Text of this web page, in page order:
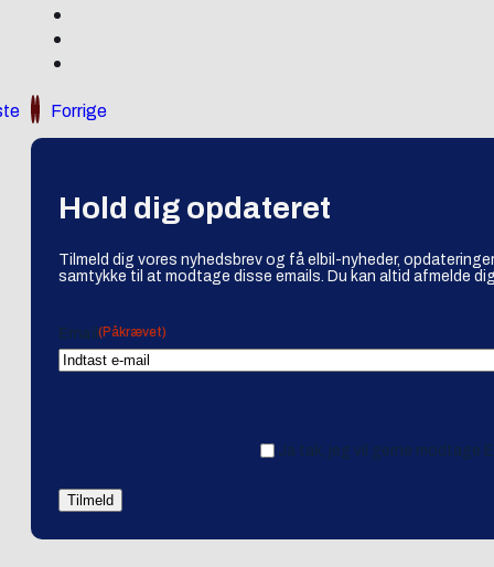
Forrige
Hold dig opdateret
Tilmeld dig vores nyhedsbrev og få elbil-nyheder,
samtykke til at modtage disse emails. Du kan altid afmelde
Email (Påkrævet)
Ja tak, jeg vil gerne modtage